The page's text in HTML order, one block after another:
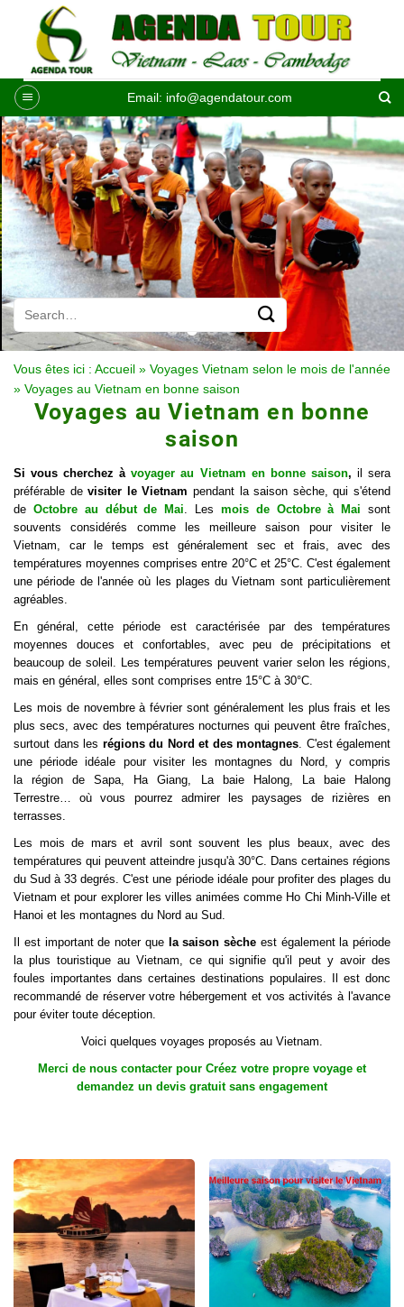
contenu
Email: info@agendatour.com
Vous êtes ici : Accueil » Voyages Vietnam selon le mois de l'année
» Voyages au Vietnam en bonne saison
Voyages au Vietnam en bonne
saison
Si vous cherchez àvoyager au Vietnam en bonne saison, il sera
préférable devisiter le Vietnam pendant la saison sèche, qui s'étend
de Octobreau début de Mai . Les mois de Octobre à Mai sont
souvents considérés comme les meilleure saison pour visiter le
Vietnam, car le temps est généralement sec et frais, avec des
températures moyennes comprises entre 20°C et 25°C. C'est également
une période de l'année où les plages du Vietnam sont particulièrement
agréables.
En général, cette période est caractérisée par des températures
moyennes douces et confortables, avec peu de précipitations et
beaucoup de soleil. Les températures peuvent varier selon les régions,
mais en général, elles sont comprises entre 15°C à 30°C.
Les mois de novembre à février sont généralement les plus frais et les
plus secs, avec des températures nocturnes qui peuvent être fraîches,
surtout dans les régions du Nord et des montagnes . C'est également
une période idéale pour visiter les montagnes du Nord, y compris
la région de Sapa, Ha Giang, La baie Halong, La baie Halong
Terrestre… où vous pourrez admirer les paysages de rizières en
terrasses.
Les mois de mars et avril sont souvent les plus beaux, avec des
températures qui peuvent atteindre jusqu'à 30°C. Dans certaines régions
du Sud à 33 degrés. C'est une période idéale pour profiter des plages du
Vietnam et pour explorer les villes animées comme Ho Chi Minh-Ville et
Hanoi et les montagnes du Nord au Sud.
Il est important de noter que la saison sèche est également la période
la plus touristique au Vietnam, ce qui signifie qu'il peut y avoir des
foules importantes dans certaines destinations populaires. Il est donc
recommandé de réserver votre hébergement et vos activités à l'avance
pour éviter toute déception.
Voici quelques voyages proposés au Vietnam
Merci de nous contacter pour Créez votre propre voyage et
demandez un devis gratuit sans engagement